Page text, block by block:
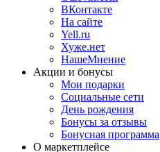
ВКонтакте
На сайте
Yell.ru
Хуже.нет
НашеМнение
Акции и бонусы
Мои подарки
Социальные сети
День рождения
Бонусы за отзывы
Бонусная программа
О маркетплейсе